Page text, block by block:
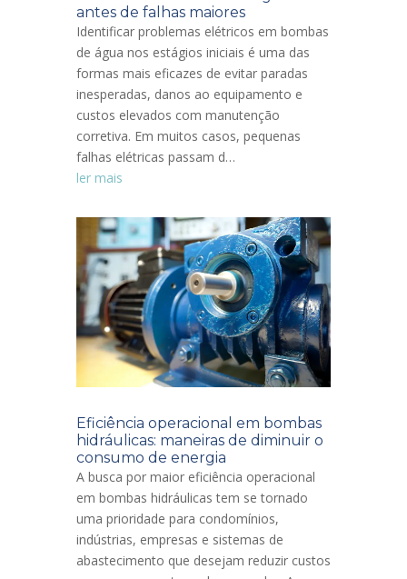
antes de falhas maiores
Identificar problemas elétricos em bombas
de água nos estágios iniciais é uma das
formas mais eficazes de evitar paradas
inesperadas, danos ao equipamento e
custos elevados com manutenção
corretiva. Em muitos casos, pequenas
falhas elétricas passam d…
ler mais
Eficiência operacional em bombas
hidráulicas: maneiras de diminuir o
consumo de energia
A busca por maior eficiência operacional
em bombas hidráulicas tem se tornado
uma prioridade para condomínios,
indústrias, empresas e sistemas de
abastecimento que desejam reduzir custos